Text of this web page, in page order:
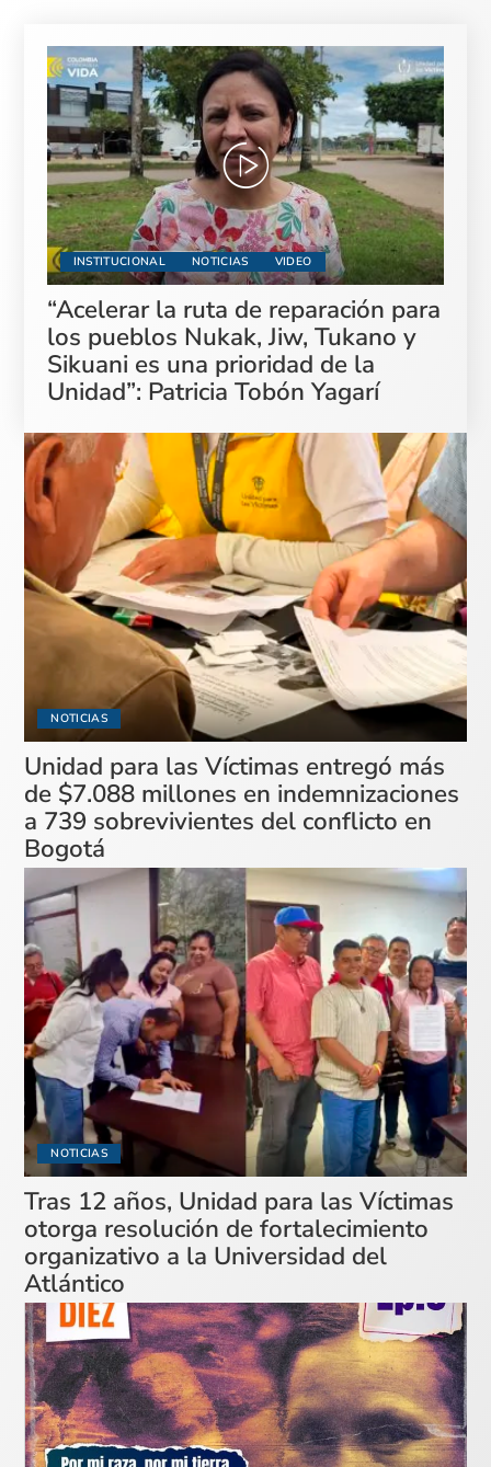
INSTITUCIONAL NOTICIAS VIDEO
“Acelerar la ruta de reparación para
los pueblos Nukak, Jiw, Tukano y
Sikuani es una prioridad de la
Unidad”: Patricia Tobón Yagarí
NOTICIAS
Unidad para las Víctimas entregó más
de $7.088 millones en indemnizaciones
a 739 sobrevivientes del conflicto en
Bogotá
NOTICIAS
Tras 12 años, Unidad para las Víctimas
otorga resolución de fortalecimiento
organizativo a la Universidad del
Atlántico